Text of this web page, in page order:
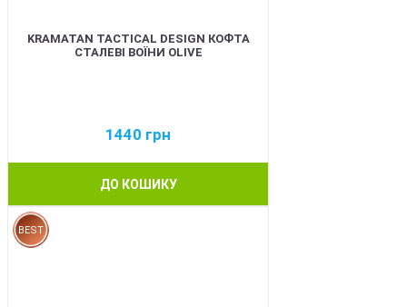
KRAMATAN TACTICAL DESIGN КОФТА
СТАЛЕВІ ВОЇНИ OLIVE
1440 грн
ДО КОШИКУ
BEST